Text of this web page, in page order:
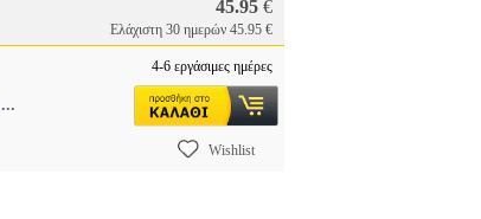
45.95 €
Ελάχιστη 30 ημερών 45.95 €
...
4-6 εργάσιμες ημέρες
Wishlist